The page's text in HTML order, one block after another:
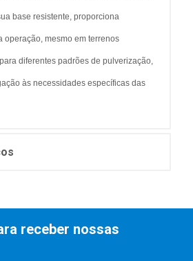
base resistente, proporciona
operação, mesmo em terrenos
diferentes padrões de pulverização,
às necessidades específicas das
receber nossas